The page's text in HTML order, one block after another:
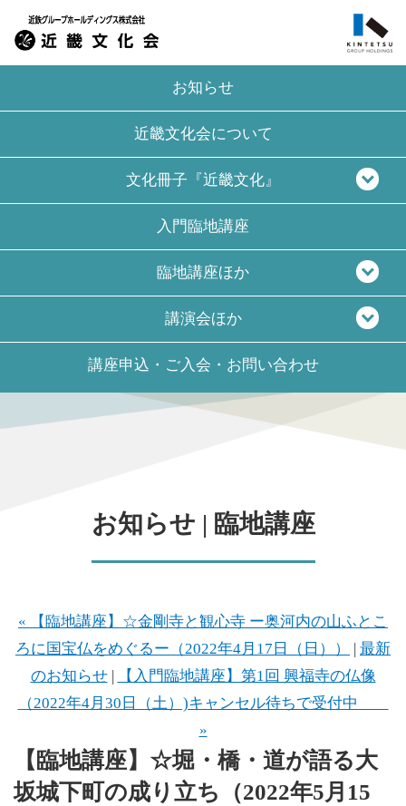
お知らせ
近畿文化会について
文化冊子『近畿文化』
入門臨地講座
臨地講座ほか
講演会ほか
講座申込・ご入会・ お問い合わせ
お知らせ | 臨地講座
« 【臨地講座】☆金剛寺と観心寺 ー奥河内の山ふとこ
ろに国宝仏をめぐるー（2022年4月17日（日））
| 最新
のお知らせ|
【入門臨地講座】第1回 興福寺の仏像
（2022年4月30日（土）)キャンセル待ちで受付中
»
【臨地講座】☆堀・橋・道が語る大
坂城下町の成り立ち（2022年5月15